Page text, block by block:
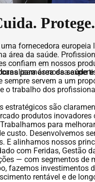
Protege.
uma fornecedora europeia
área da saúde.
confiam em nossos
para área da saúde
canalizamos nossa
sempre servem a um
o trabalho dos
estratégicos são
produtos inovadores
para
custo. Desenvolvemos
E alinhamos nossos
com Feridas, Gestão
— com segmentos de
fazemos investimentos
rentável e de